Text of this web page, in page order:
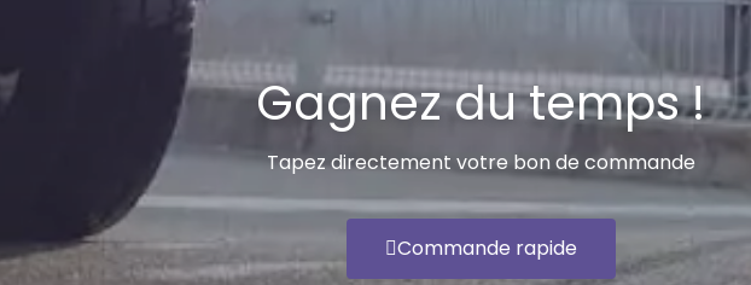
Gagnez du temps !
Tapez directement votre bon de commande
Commande rapide